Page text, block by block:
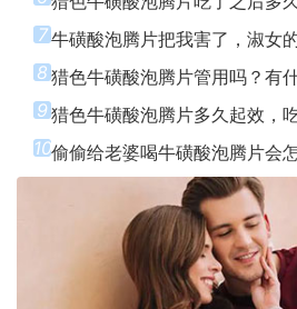
7牛磺酸泡腾片把我害了，淑女
8 猎色牛磺酸泡腾片管用吗？有
9猎色牛磺酸泡腾片多久起效，
10偷偷给老婆喝牛磺酸泡腾片会